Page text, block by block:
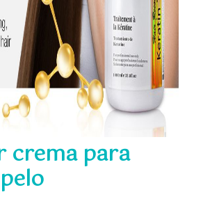
crema para